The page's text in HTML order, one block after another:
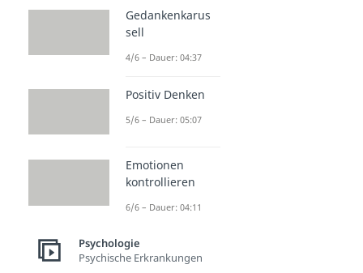
Gedankenkarus
sell
4/6 – Dauer: 04:37
Positiv Denken
5/6 – Dauer: 05:07
Emotionen
kontrollieren
6/6 – Dauer: 04:11
Psychologie
Psychische Erkrankungen